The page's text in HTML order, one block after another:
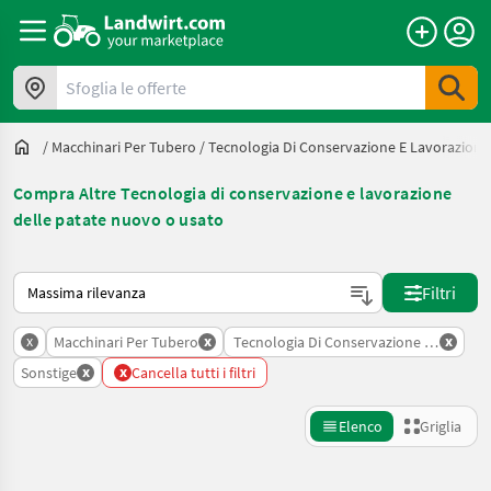
Sfoglia le offerte
/ Macchinari Per Tubero /Tecnologia Di Conservazione E
Compra Altre Tecnologia di conservazione e lavorazione
delle patate nuovo o usato
Ecco come viene ordinato su Landwirt.com
Filtri
x Macchinari Per Tubero x Tecnologia Di Conservazione E x
Sonstige x x Cancella tutti i filtri
Elenco Griglia